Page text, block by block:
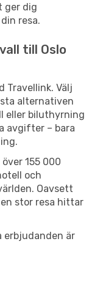
ger dig
resa.
till Oslo
Travellink. Välj
alternativen
eller biluthyrning
avgifter – bara
155 000
och
Oavsett
en stor resa hittar
är